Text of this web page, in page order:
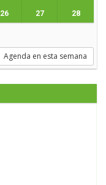
26 27 28
Agenda en esta semana